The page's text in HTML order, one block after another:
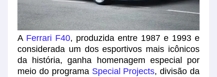
A Ferrari F40, produzida entre 1987 e 1993 e
considerada um dos esportivos mais icônicos
da história, ganha homenagem especial por
meio do programa Special Projects, divisão da